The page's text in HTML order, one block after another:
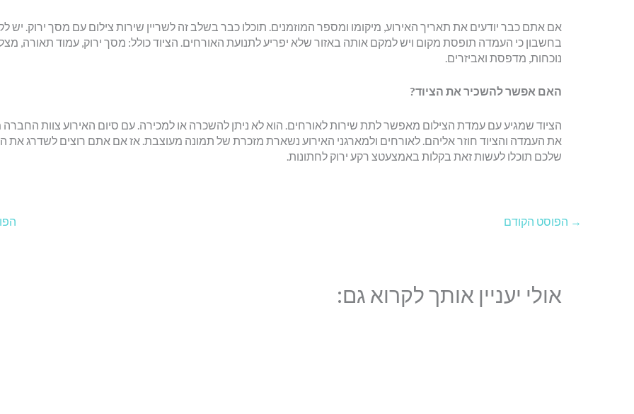
אם אתם כבר יודעים את תאריך האירוע, מיקומו ומספר המוזמנים. תוכלו כבר בשלב זה לשריין שירות צילום עם מסך ירוק. יש
בחשבון כי העמדה תופסת מקום ויש למקם אותה באזור שלא יפריע לתנועת האורחים. הציוד כולל: מסך ירוק, עמוד תאורה,
נוכחות, מדפסת ואביזרים.
האם אפשר להשכיר את הציוד?
הציוד שמגיע עם עמדת הצילום מאפשר לתת שירות לאורחים. הוא לא ניתן להשכרה או למכירה. עם סיום האירוע צוות
את העמדה והציוד חוזר אליהם. לאורחים ולמארגני האירוע נשארת מזכרת של תמונה מעוצבת. אז אם אתם רוצים לשדרג את
שלכם תוכלו לעשות זאת בקלות באמצעטצ רקע ירוק לחתונות.
→ הפוסט הקודם
אולי יעניין אותך לקרוא גם: